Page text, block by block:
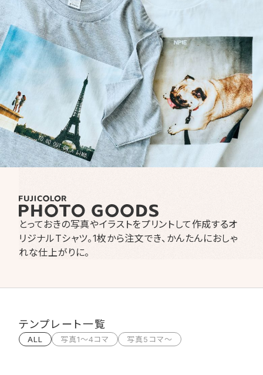
とっておきの写真やイラストをプリントして作成するオ
リジナルTシャツ。1枚から注文でき、かんたんにおしゃ
れな仕上がりに。
テンプレート一覧
ALL 写真1〜4コマ 写真5コマ〜